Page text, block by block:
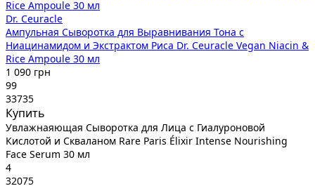
Dr. Ceuracle
Ампульная Сыворотка для Выравнивания Тона с
Ниацинамидом и Экстрактом Риса Dr. Ceuracle Vegan Niacin &
Rice Ampoule 30 мл
1 090 грн
99
33735
Купить
Увлажнаяющая Сыворотка для Лица с Гиалуроновой
Кислотой и Скваланом Rare Paris Élixir Intense Nourishing
Face Serum 30 мл
4
32075